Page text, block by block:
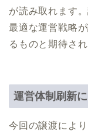
が読み取れます
最適な運営戦略
るものと期待され
運営体制刷新
今回の譲渡によ